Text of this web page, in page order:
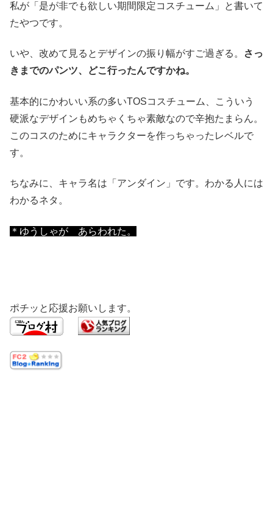
私が「是が非でも欲しい期間限定コスチューム」と書いて
たやつです。
いや、改めて見るとデザインの振り幅がすご過ぎる。
さっ
きまでのパンツ、どこ行ったんですかね。
基本的にかわいい系の多いTOSコスチューム、こういう
硬派なデザインもめちゃくちゃ素敵なので辛抱たまらん。
このコスのためにキャラクターを作っちゃったレベルで
す。
ちなみに、キャラ名は「アンダイン」です。わかる人には
わかるネタ。
＊ゆうしゃが あらわれた。
ポチッと応援お願いします。